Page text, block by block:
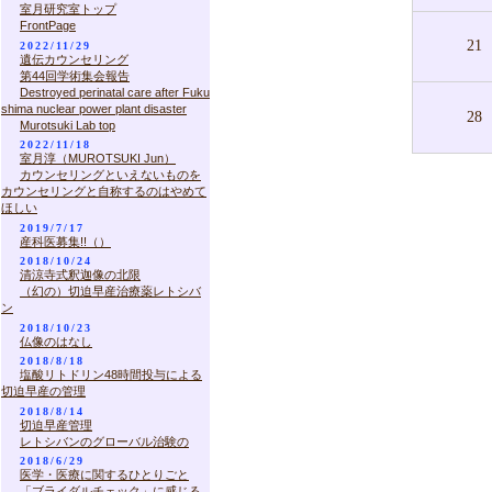
21
28
室月研究室トップ
FrontPage
2022/11/29
遺伝カウンセリング
第44回学術集会報告
Destroyed perinatal care after Fuku
shima nuclear power plant disaster
Murotsuki Lab top
2022/11/18
室月淳（MUROTSUKI Jun）
カウンセリングといえないものを
カウンセリングと自称するのはやめて
ほしい
2019/7/17
産科医募集!!（）
2018/10/24
清涼寺式釈迦像の北限
（幻の）切迫早産治療薬レトシバ
ン
2018/10/23
仏像のはなし
2018/8/18
塩酸リトドリン48時間投与による
切迫早産の管理
2018/8/14
切迫早産管理
レトシバンのグローバル治験の
2018/6/29
医学・医療に関するひとりごと